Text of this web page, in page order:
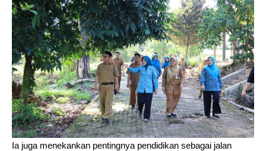
Ia juga menekankan pentingnya pendidikan sebagai jalan